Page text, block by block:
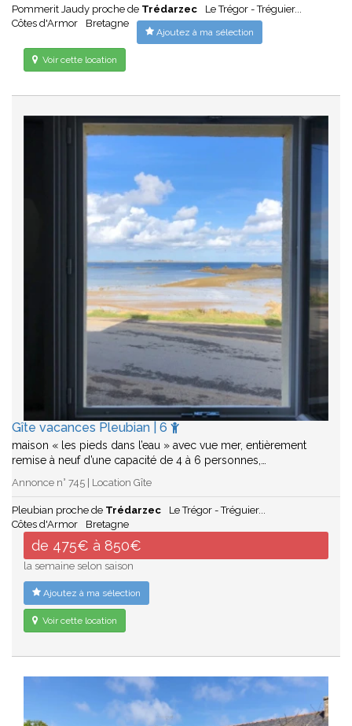
Pommerit Jaudy proche de Trédarzec
Le Trégor - Tréguier...
Côtes d'Armor
Bretagne
Ajoutez à ma sélection
Voir cette location
Gîte vacances Pleubian | 6
maison « les pieds dans l’eau » avec vue mer, entièrement
remise à neuf d’une capacité de 4 à 6 personnes,…
Annonce n° 745 | Location Gîte
Pleubian proche de Trédarzec
Le Trégor - Tréguier...
Côtes d'Armor
Bretagne
de 475€ à 850€
la semaine selon saison
Ajoutez à ma sélection
Voir cette location